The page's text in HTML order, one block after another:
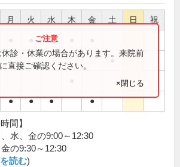
月 火 水 木 金 土 日 祝
●
●
● ● ● ●
診・休業の場合があります。来院前
直接ご確認ください。
×閉じる
間】
水、金の9:00～12:30
の9:30～12:30
読む)